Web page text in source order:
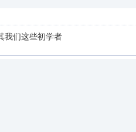
我们这些初学者